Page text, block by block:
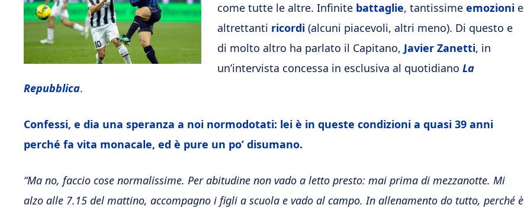
come tutte le altre. Infinite battaglie, tantissime emozioni e
altrettanti ricordi (alcuni piacevoli, altri meno). Di questo e
di molto altro ha parlato il Capitano, Javier Zanetti, in
un’intervista concessa in esclusiva al quotidiano La
Repubblica.
Confessi, e dia una speranza a noi normodotati: lei è in queste condizioni a quasi 39 anni
perché fa vita monacale, ed è pure un po’ disumano.
“Ma no, faccio cose normalissime. Per abitudine non vado a letto presto: mai prima di mezzanotte. Mi
alzo alle 7.15 del mattino, accompagno i figli a scuola e vado al campo. In allenamento do tutto, perché è